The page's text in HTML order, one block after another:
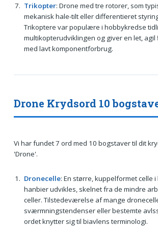
Trikopter: Drone med tre rotorer, som
mekanisk hale-tilt eller differentieret
Trikoptere var populære i hobbykredse
multikopterudviklingen og giver en let,
med lavt komponentforbrug.
Drone Krydsord 10
Vi har fundet 7 ord med 10 bogstaver til dit
'Drone'.
Dronecelle: En større, kuppelformet celle
hanbier udvikles, skelnet fra de mindre
celler. Tilstedeværelse af mange
sværmningstendenser eller bestemte
ordet knytter sig til biavlens terminologi.